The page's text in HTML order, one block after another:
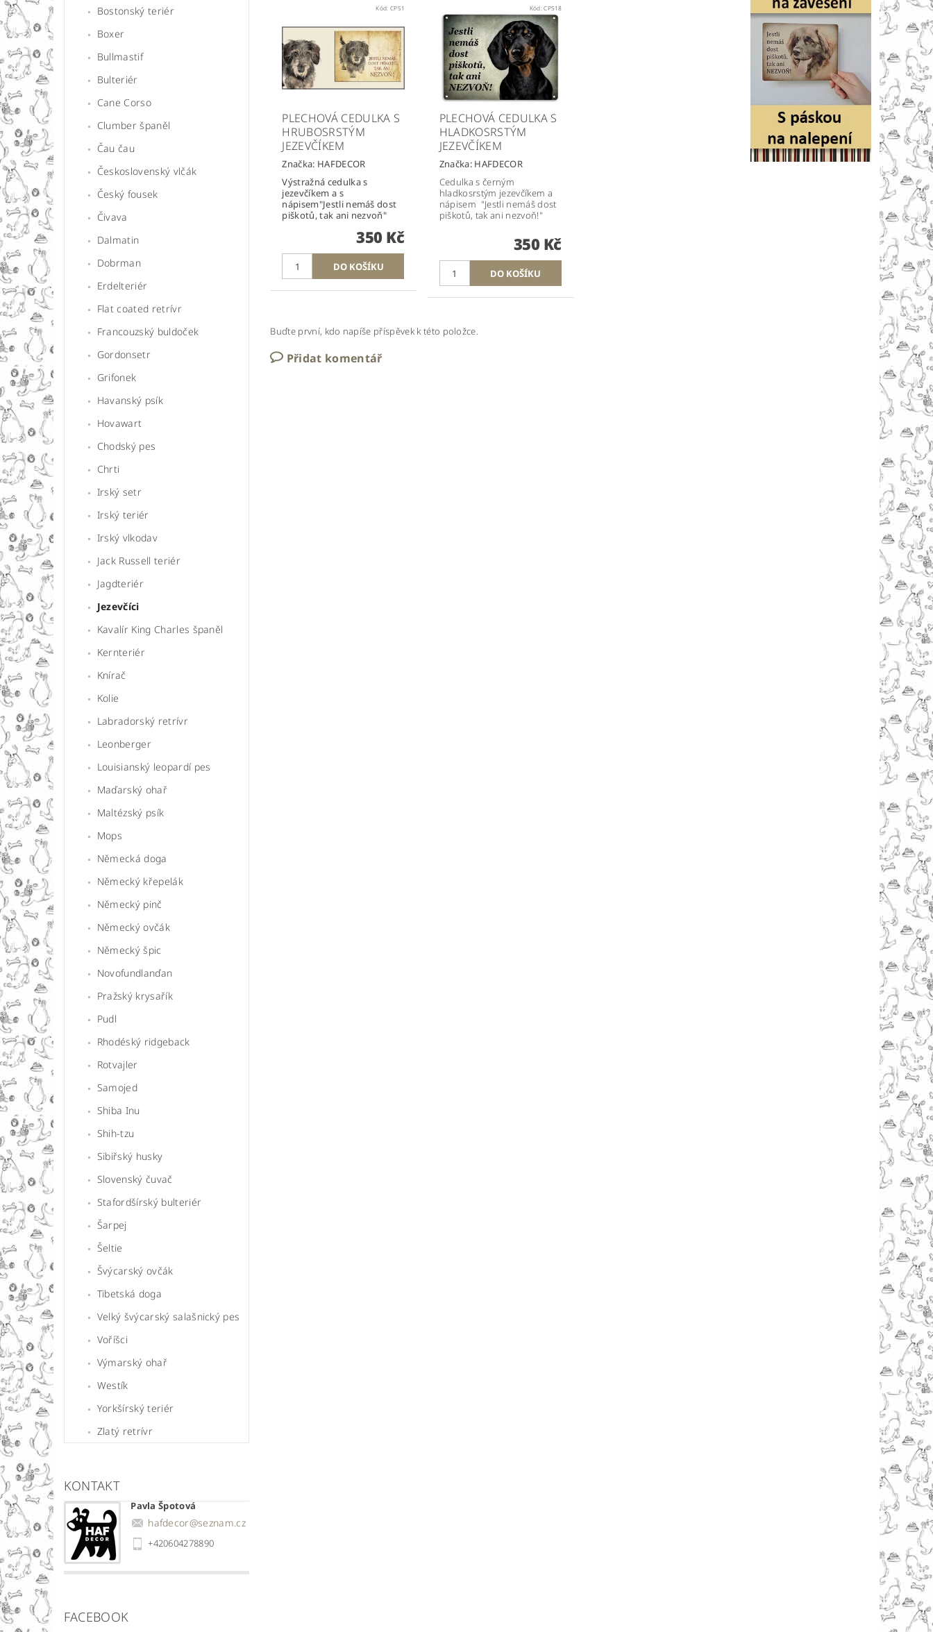
Bostonský teriér
Boxer
Bullmastif
Bulteriér
Cane Corso
Clumber španěl
Čau čau
Československý vlčák
Český fousek
Čivava
Dalmatin
Dobrman
Erdelteriér
Flat coated retrívr
Francouzský buldoček
Gordonsetr
Grifonek
Havanský psík
Hovawart
Chodský pes
Chrti
Irský setr
Irský teriér
Irský vlkodav
Jack Russell teriér
Jagdteriér
Jezevčíci
Kavalír King Charles španěl
Kernteriér
Knírač
Kolie
Labradorský retrívr
Leonberger
Louisianský leopardí pes
Maďarský ohař
Maltézský psík
Mops
Německá doga
Německý křepelák
Německý pinč
Německý ovčák
Německý špic
Novofundlanďan
Pražský krysařík
Pudl
Rhodéský ridgeback
Rotvajler
Samojed
Shiba Inu
Shih-tzu
Sibiřský husky
Slovenský čuvač
Stafordšírský bulteriér
Šarpej
Šeltie
Švýcarský ovčák
Tibetská doga
Velký švýcarský salašnický pes
Voříšci
Výmarský ohař
Westík
Yorkšírský teriér
Zlatý retrívr
KONTAKT
Pavla Špotová
hafdecor@seznam.cz
+420604278890
FACEBOOK
Kód:CPS1
PLECHOVÁ CEDULKA S
HRUBOSRSTÝM
JEZEVČÍKEM
Značka: HAFDECOR
Výstražná cedulka s
jezevčíkem a s
nápisem"Jestli nemáš dost
piškotů, tak ani nezvoň"
350 Kč
Kód:CPS18
PLECHOVÁ CEDULKA S
HLADKOSRSTÝM
JEZEVČÍKEM
Značka: HAFDECOR
Cedulka s černým
hladkosrstým jezevčíkem a
nápisem "Jestli nemáš dost
piškotů, tak ani nezvoň!"
350 Kč
Buďte první, kdo napíše příspěvek k této položce.
Přidat komentář